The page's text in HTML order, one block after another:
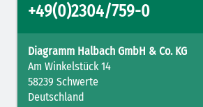
Mit Ihrer PLZ erreicht Ihre Nachricht direkt den für
+49(0)2304/759-0
Diagramm Halbach GmbH & Co. KG
Am Winkelstück 14
58239 Schwerte
Deutschland